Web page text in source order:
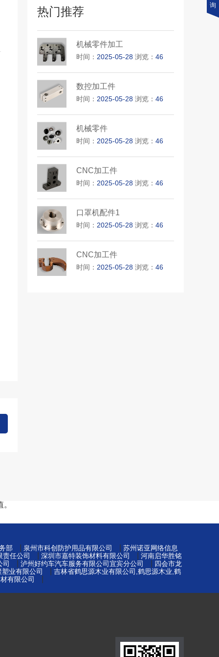
热门推荐
机械零件加工
时间： 2025-05-28 浏览：46
数控加工件
时间： 2025-05-28 浏览：46
机械零件
时间： 2025-05-28 浏览：46
CNC加工件
时间： 2025-05-28 浏览：46
口罩机配件1
时间： 2025-05-28 浏览：46
CNC加工件
时间： 2025-05-28 浏览：46
部 泉州市科创防护用品有限公司
苏州诺亚网络信息
责任公司
深圳市嘉特装饰材料有限公司
河南启华胜铭
司
泸州好约车汽车服务有限公司宜宾分公司
四会市龙
业有限公司
吉林省鹤思源木业有限公司,鹤思源木业,鹤
有限公司
询